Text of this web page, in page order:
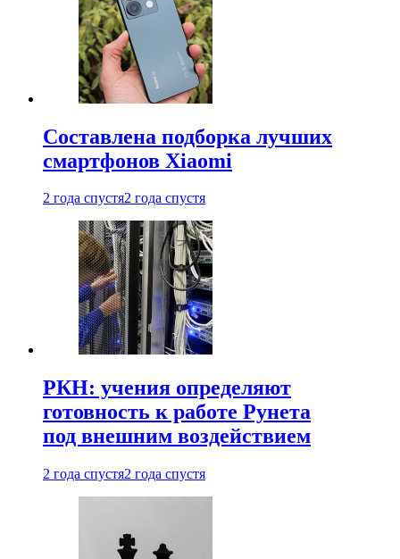
Составлена подборка лучших
смартфонов Xiaomi
2 года спустя2 года спустя
РКН: учения определяют
готовность к работе Рунета
под внешним воздействием
2 года спустя2 года спустя